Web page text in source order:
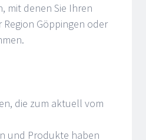
mit denen Sie Ihren
Göppingen oder
die zum aktuell vom
und Produkte haben